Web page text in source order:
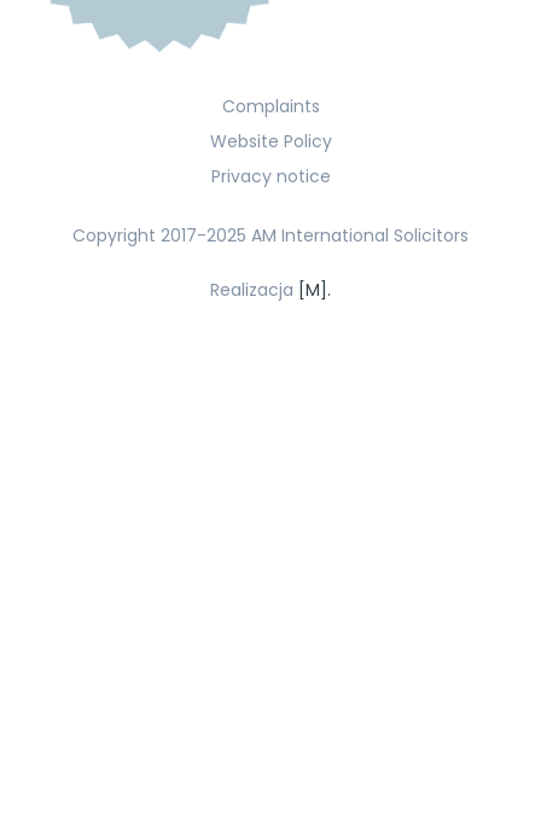
Complaints
Website Policy
Privacy notice
Copyright 2017-2025 AM International Solicitors
Realizacja [M].